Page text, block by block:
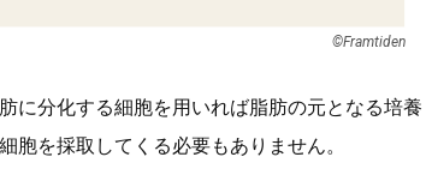
©︎Framtiden
に分化する細胞を用いれば脂肪の元となる培養
胞を採取してくる必要もありません。